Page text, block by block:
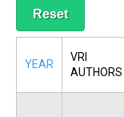
YEAR
VRI
AUTHORS